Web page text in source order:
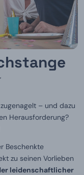
– und dazu
Herausforderung?
Beschenkte
zu seinen Vorlieben
leidenschaftlicher